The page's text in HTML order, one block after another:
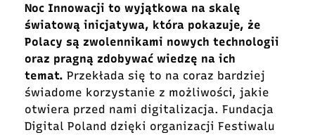
Noc Innowacji to wyjątkowa na skalę
światową inicjatywa, która pokazuje, że
Polacy są zwolennikami nowych technologii
oraz pragną zdobywać wiedzę na ich
temat. Przekłada się to na coraz bardziej
świadome korzystanie z możliwości, jakie
otwiera przed nami digitalizacja. Fundacja
Digital Poland dzięki organizacji Festiwalu